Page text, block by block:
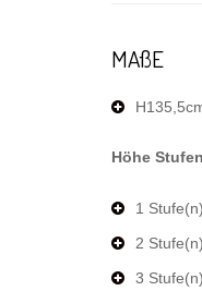
MAßE
Höhe
1
2
3